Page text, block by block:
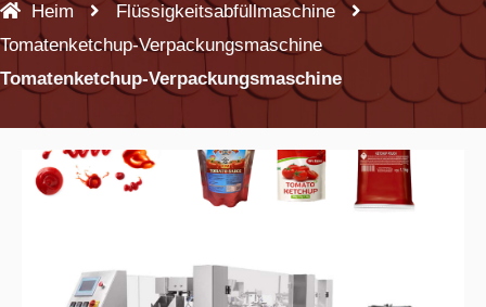
Heim
Flüssigkeitsabfüllmaschine
Tomatenketchup-Verpackungsmaschine
Tomatenketchup-Verpackungsmaschine